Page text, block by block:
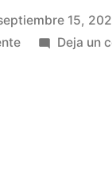
15,
Deja un